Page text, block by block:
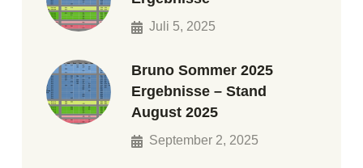
Juli 5, 2025
Bruno Sommer 2025
Ergebnisse – Stand
August 2025
September 2, 2025